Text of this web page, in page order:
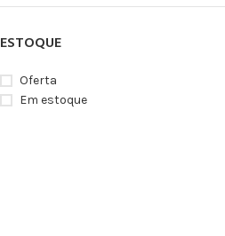
ESTOQUE
Oferta
Em estoque